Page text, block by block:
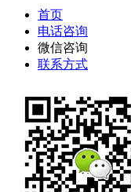
首页
电话咨询
微信咨询
联系方式